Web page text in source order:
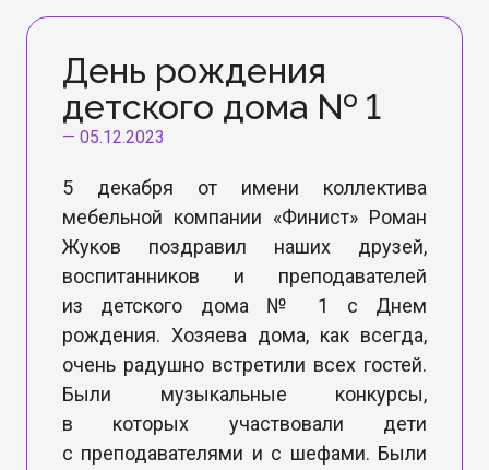
День рождения
детского дома № 1
— 05.12.2023
5 декабря от имени коллектива
мебельной компании «Финист» Роман
Жуков поздравил наших друзей,
воспитанников и преподавателей
из детского дома № 1 с Днем
рождения. Хозяева дома, как всегда,
очень радушно встретили всех гостей.
Были музыкальные конкурсы,
в которых участвовали дети
с преподавателями и с шефами. Были